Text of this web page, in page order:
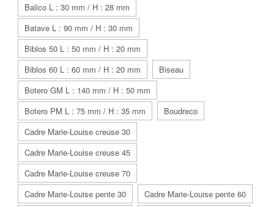
Balico L : 30 mm / H : 28 mm
Batave L : 90 mm / H : 30 mm
Biblos 50 L : 50 mm / H : 20 mm
Biblos 60 L : 60 mm / H : 20 mm
Biseau
Botero GM L : 140 mm / H : 50 mm
Botero PM L : 75 mm / H : 35 mm
Boudreco
Cadre Marie-Louise creuse 30
Cadre Marie-Louise creuse 45
Cadre Marie-Louise creuse 70
Cadre Marie-Louise pente 30
Cadre Marie-Louise pente 60